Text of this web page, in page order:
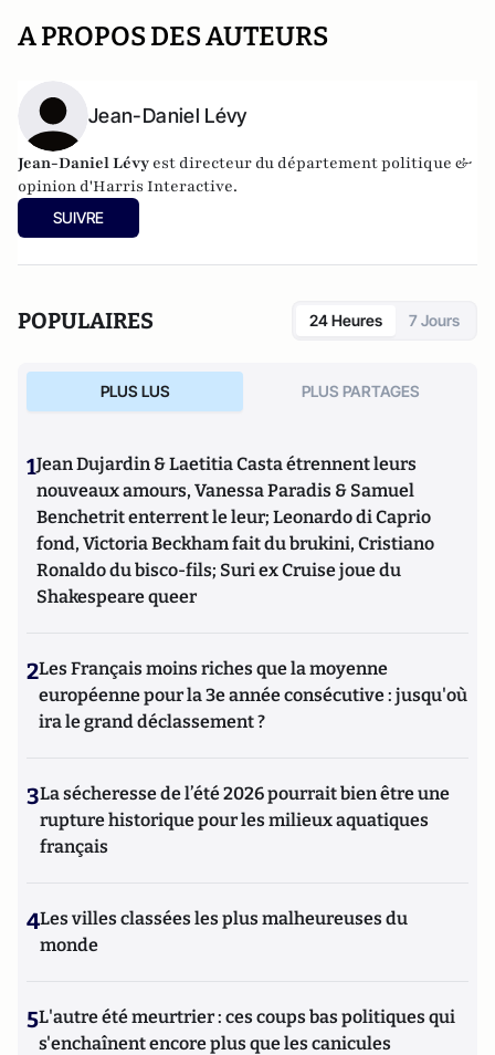
A PROPOS DES AUTEURS
Jean-Daniel Lévy
Jean-Daniel Lévy est directeur du département politique &
opinion d'Harris Interactive.
SUIVRE
POPULAIRES 24 Heures 7 Jours
PLUS LUS PLUS PARTAGES
1Jean Dujardin & Laetitia Casta étrennent leurs
nouveaux amours, Vanessa Paradis & Samuel
Benchetrit enterrent le leur; Leonardo di Caprio
fond, Victoria Beckham fait du brukini, Cristiano
Ronaldo du bisco-fils; Suri ex Cruise joue du
Shakespeare queer
2Les Français moins riches que la moyenne
européenne pour la 3e année consécutive : jusqu'où
ira le grand déclassement ?
3La sécheresse de l’été 2026 pourrait bien être une
rupture historique pour les milieux aquatiques
français
4Les villes classées les plus malheureuses du
monde
5L'autre été meurtrier : ces coups bas politiques qui
s'enchaînent encore plus que les canicules